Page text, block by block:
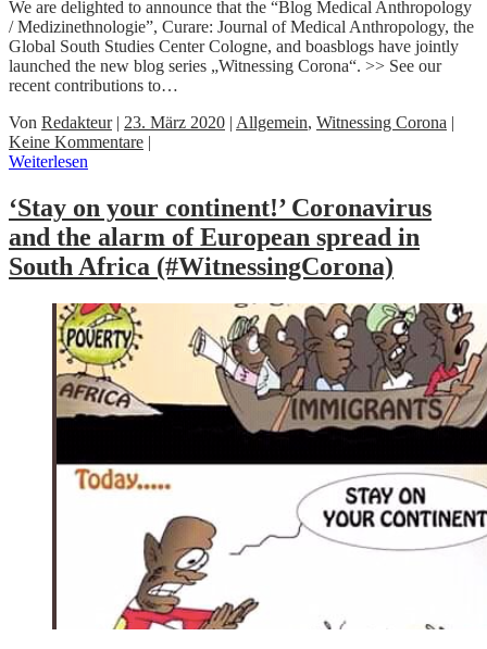
We are delighted to announce that the “Blog Medical Anthropology
/ Medizinethnologie”, Curare: Journal of Medical Anthropology, the
Global South Studies Center Cologne, and boasblogs have jointly
launched the new blog series „Witnessing Corona“. >> See our
recent contributions to…
Von Redakteur| 23. März 2020 | Allgemein, Witnessing Corona |
Keine Kommentare |
Weiterlesen
‘Stay on your continent!’ Coronavirus
and the alarm of European spread in
South Africa (#WitnessingCorona)